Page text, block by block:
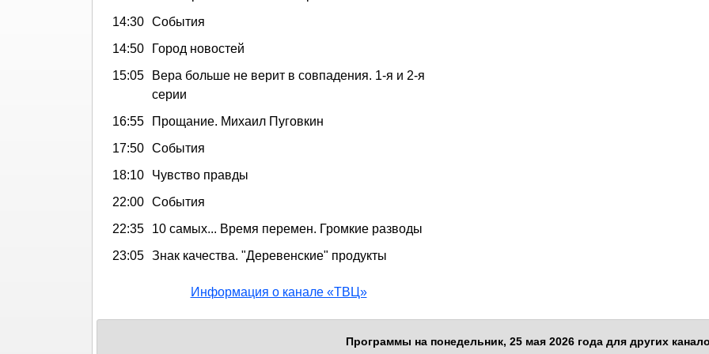
14:30 События
14:50
Город новостей
15:05
Вера больше не верит в совпадения. 1-я и 2-я
серии
16:55
Прощание. Михаил Пуговкин
17:50 События
18:10
Чувство правды
22:00 События
22:35
10 самых... Время перемен. Громкие разводы
23:05 Знак качества. "Деревенские" продукты
Информация о канале «ТВЦ»
Программы на понедельник, 25 мая 2026 года для других